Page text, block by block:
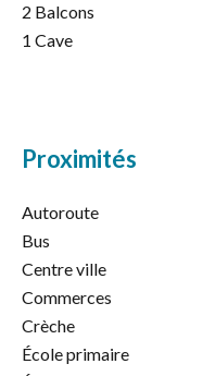
2 Balcons
1 Cave
Proximités
Autoroute
Bus
Centre ville
Commerces
Crèche
École primaire